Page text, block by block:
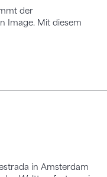
der
Image. Mit diesem
in Amsterdam